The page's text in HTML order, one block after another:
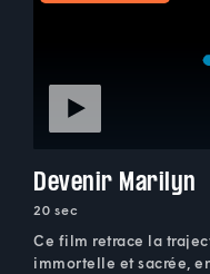
Devenir Marilyn
20 sec
Ce film retrace la
immortelle et sacrée,